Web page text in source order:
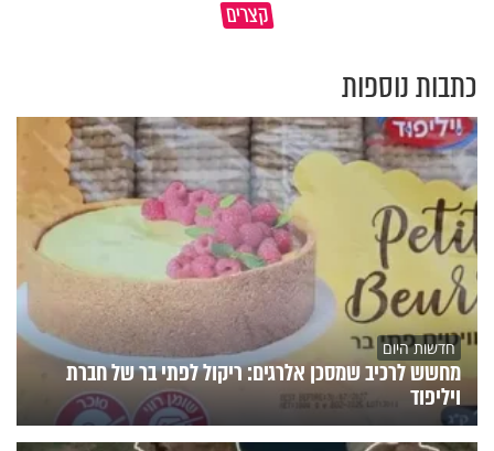
קצרים
תשתמש באהבה של השם לטובתך
כתבות נוספות
חדשות היום
מחשש לרכיב שמסכן אלרגים: ריקול לפתי בר של חברת
ויליפוד